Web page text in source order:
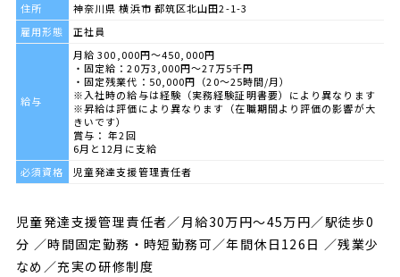
住所
神奈川県 横浜市 都筑区北山田2-1-3
雇用形態
正社員
給与
月給 300,000円～450,000円
・固定給：20万3,000円～27万5千円
・固定残業代：50,000円（20～25時間/月）
※入社時の給与は経験（実務経験証明書要）により異なります
※昇給は評価により異なります（在職期間より評価の影響が大
きいです）
賞与： 年2回
6月と12月に支給
必須資格
児童発達支援管理責任者
児童発達支援管理責任者／月給30万円〜45万円／駅徒歩0
分 ／時間固定勤務・時短勤務可／年間休日126日 ／残業少
なめ／充実の研修制度